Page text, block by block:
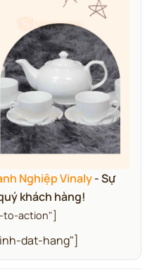
Nghiệp Vinaly- Sự
khách hàng!
to-action"]
dat-hang"]